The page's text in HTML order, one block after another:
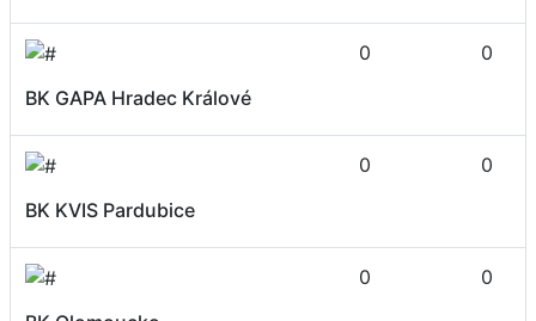
BK GAPA Hradec Králové
0 0
BK KVIS Pardubice
0 0
0 0